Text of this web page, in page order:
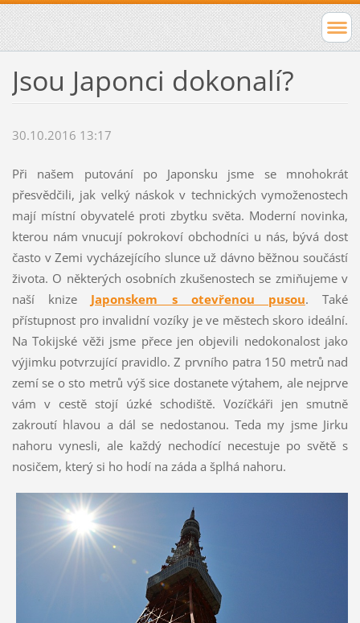
Jsou Japonci dokonalí?
30.10.2016 13:17
Při našem putování po Japonsku jsme se mnohokrát
přesvědčili, jak velký náskok v technických vymoženostech
mají místní obyvatelé proti zbytku světa. Moderní novinka,
kterou nám vnucují pokrokoví obchodníci u nás, bývá dost
často v Zemi vycházejícího slunce už dávno běžnou součástí
života. O některých osobních zkušenostech se zmiňujeme v
naší knize Japonskem s otevřenou pusou. Také
přístupnost pro invalidní vozíky je ve městech skoro ideální.
Na Tokijské věži jsme přece jen objevili nedokonalost jako
výjimku potvrzující pravidlo. Z prvního patra 150 metrů nad
zemí se o sto metrů výš sice dostanete výtahem, ale nejprve
vám v cestě stojí úzké schodiště. Vozíčkáři jen smutně
zakroutí hlavou a dál se nedostanou. Teda my jsme Jirku
nahoru vynesli, ale každý nechodící necestuje po světě s
nosičem, který si ho hodí na záda a šplhá nahoru.